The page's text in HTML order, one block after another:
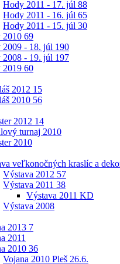
Hody 2011 - 17. júl 88
Hody 2011 - 16. júl 65
Hody 2011 - 15. júl 30
2010 69
2009 - 18. júl 190
2008 - 19. júl 197
2019 60
2012 15
2010 56
2012 14
turnaj 2010
2010
veľkonočných kraslíc a
Výstava 2012 57
Výstava 2011 38
Výstava 2011 KD
Výstava 2008
2013 7
2011
2010 36
Vojana 2010 Pleš 26.6.